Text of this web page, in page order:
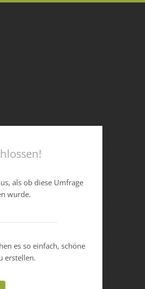
als ob diese Umfrage
wurde.
es so einfach, schöne
erstellen.